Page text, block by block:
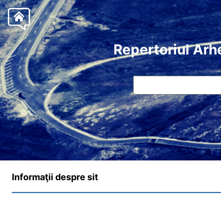
Repertoriul
Informaţii despre sit